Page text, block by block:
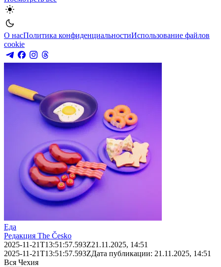
О насПолитика конфиденциальностиИспользование файлов
cookie
Еда
Редакция The Česko
2025-11-21T13:51:57.593Z21.11.2025, 14:51
2025-11-21T13:51:57.593ZДата публикации: 21.11.2025, 14:51
Вся Чехия